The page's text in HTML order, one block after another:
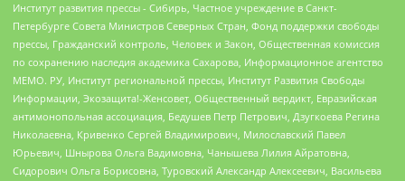
Институт развития прессы - Сибирь, Частное учреждение в Санкт-
Петербурге Совета Министров Северных Стран, Фонд поддержки свободы
прессы, Гражданский контроль, Человек и Закон, Общественная комиссия
по сохранению наследия академика Сахарова, Информационное агентство
МЕМО. РУ, Институт региональной прессы, Институт Развития Свободы
Информации, Экозащита!-Женсовет, Общественный вердикт, Евразийская
антимонопольная ассоциация, Бедушев Петр Петрович, Дзугкоева Регина
Николаевна, Кривенко Сергей Владимирович, Милославский Павел
Юрьевич, Шнырова Ольга Вадимовна, Чанышева Лилия Айратовна,
Сидорович Ольга Борисовна, Туровский Александр Алексеевич, Васильева